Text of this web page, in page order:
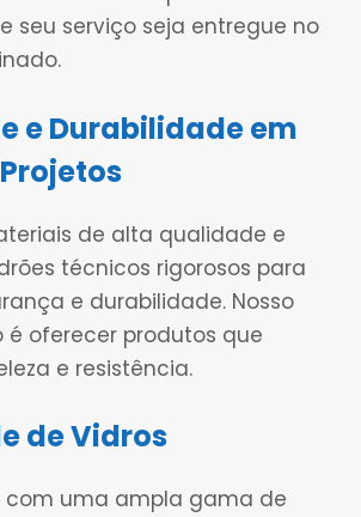
seu serviço seja entregue no
e Durabilidade em
de alta qualidade e
técnicos rigorosos para
e durabilidade. Nosso
é oferecer produtos que
e resistência.
de Vidros
com uma ampla gama de